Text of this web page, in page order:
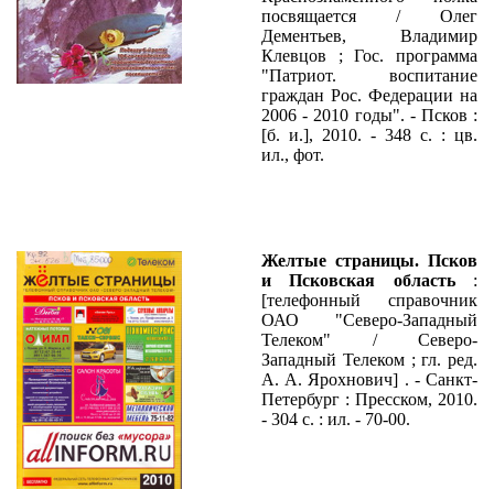
посвящается / Олег
Дементьев, Владимир
Клевцов ; Гос. программа
"Патриот. воспитание
граждан Рос. Федерации на
2006 - 2010 годы". - Псков :
[б. и.], 2010. - 348 с. : цв.
ил., фот.
Желтые страницы. Псков
и Псковская область:
[телефонный справочник
ОАО "Северо-Западный
Телеком" / Северо-
Западный Телеком ; гл. ред.
А. А. Ярохнович] . - Санкт-
Петербург : Пресском, 2010.
- 304 с. : ил. - 70-00.